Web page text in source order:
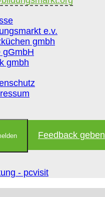
e.v.
gmbh
gGmbH
gmbh
Feedback geben
- pcvisit